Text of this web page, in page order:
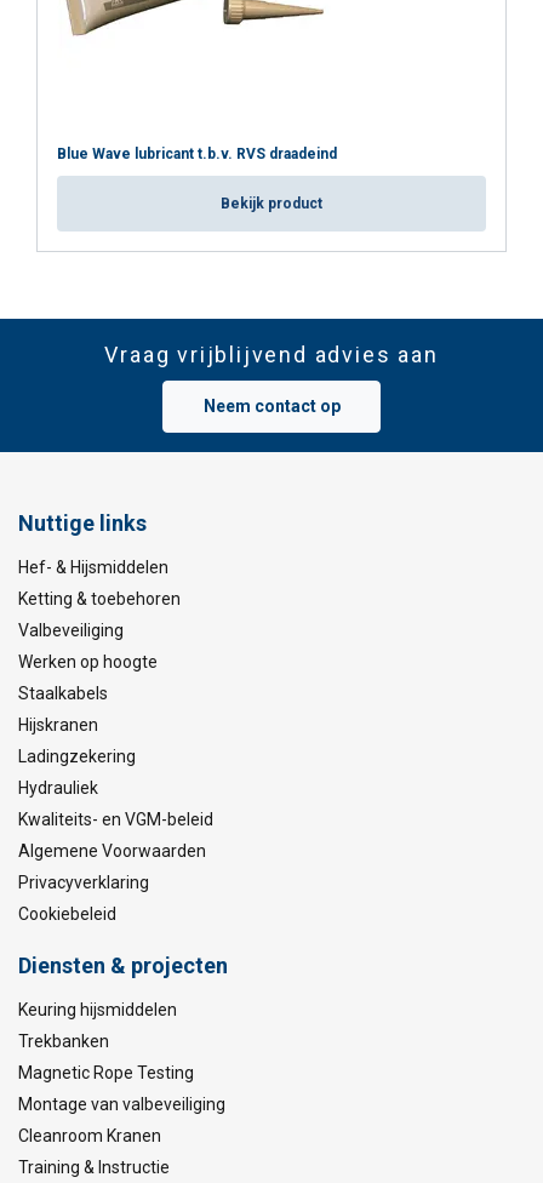
Blue Wave lubricant t.b.v. RVS draadeind
Bekijk product
Vraag vrijblijvend advies aan
Neem contact op
Nuttige links
Hef- & Hijsmiddelen
Ketting & toebehoren
Valbeveiliging
Werken op hoogte
Staalkabels
Hijskranen
Ladingzekering
Hydrauliek
Kwaliteits- en VGM-beleid
Algemene Voorwaarden
Privacyverklaring
Cookiebeleid
Diensten & projecten
Keuring hijsmiddelen
Trekbanken
Magnetic Rope Testing
Montage van valbeveiliging
Cleanroom Kranen
Training & Instructie